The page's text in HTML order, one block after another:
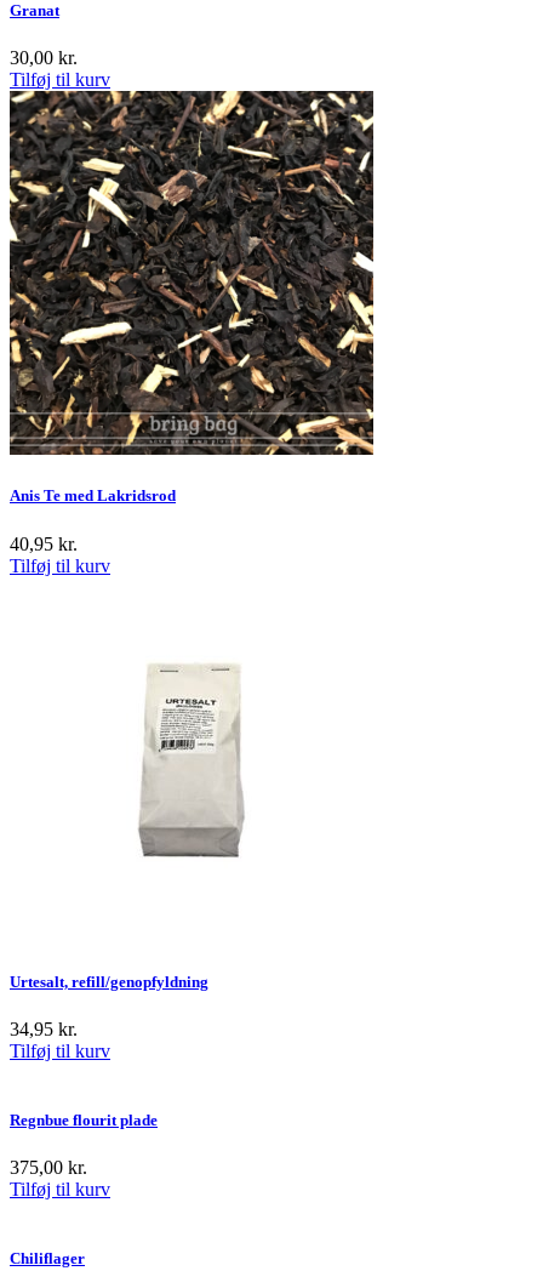
Granat
30,00 kr.
Tilføj til kurv
Anis Te med Lakridsrod
40,95 kr.
Tilføj til kurv
Urtesalt, refill/genopfyldning
34,95 kr.
Tilføj til kurv
Regnbue flourit plade
375,00 kr.
Tilføj til kurv
Chiliflager